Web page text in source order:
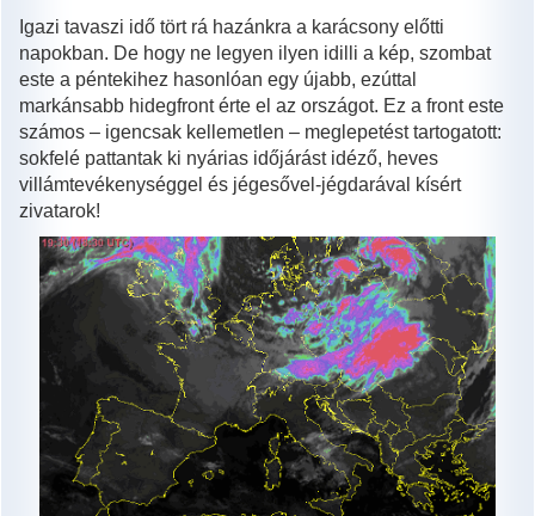
Igazi tavaszi idő tört rá hazánkra a karácsony előtti
napokban. De hogy ne legyen ilyen idilli a kép, szombat
este a péntekihez hasonlóan egy újabb, ezúttal
markánsabb hidegfront érte el az országot. Ez a front este
számos – igencsak kellemetlen – meglepetést tartogatott:
sokfelé pattantak ki nyárias időjárást idéző, heves
villámtevékenységgel és jégesővel-jégdarával kísért
zivatarok!